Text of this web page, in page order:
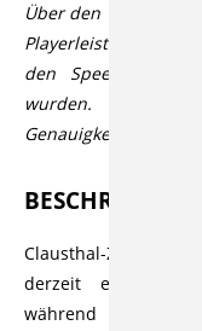
Über den
Playerleiste
den Speech-to-
wurden. Der
Genauigkeit bzw.
BESCHREIBUNG
Clausthal-Zellerfeld.
derzeit
während der